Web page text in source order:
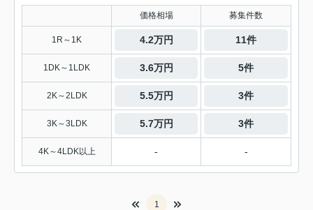
価格相場 募集件数
1R～1K 4.2万円 11件
1DK～1LDK 3.6万円 5件
2K～2LDK 5.5万円 3件
3K～3LDK 5.7万円 3件
4K～4LDK以上 - -
1